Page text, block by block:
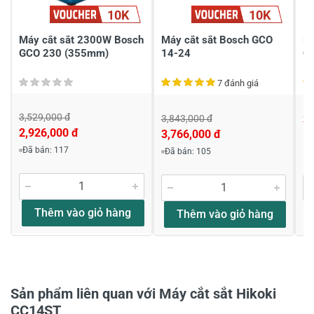
Chia sẻ nhận xét về sản phẩm
Viết nhận xét của bạn
Giá sản phâm
Chào anh ạ Gía video chỉ áp dụng tại thời
điểm quay thôi ạ, cồn bên e bán theo giá
10K
Máy cắt sắt 2300W Bosch
GCO 230 (355mm)
3,529,000 đ
2,926,000 đ
Đã bán: 117
Thêm vào giỏ hàng
10K
Máy cắt sắt Bosch GCO
14-24
7 đánh giá
3,843,000 đ
3,766,000 đ
Đã bán: 105
Thêm vào giỏ hàng
Sản phẩm liên quan với Máy cắt sắt Hikoki
CC14ST